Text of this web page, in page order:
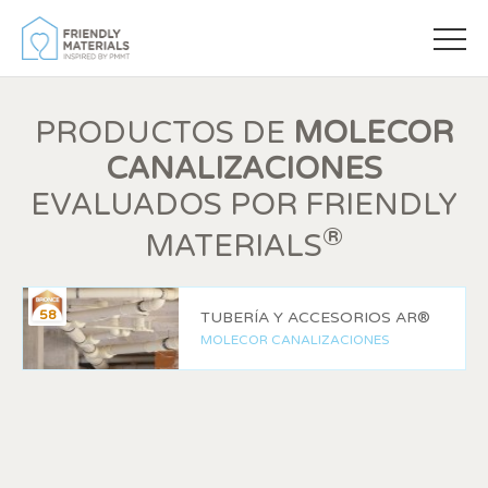
PRODUCTOS DE MOLECOR
CANALIZACIONES
EVALUADOS POR FRIENDLY
MATERIALS®
58 TUBERÍA Y ACCESORIOS AR®
MOLECOR CANALIZACIONES
Modificar cookies
Técnicas y funcionales